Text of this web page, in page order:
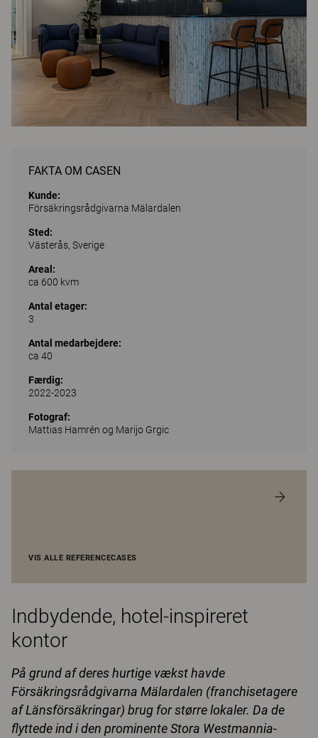
FAKTA OM CASEN
Kunde:
Försäkringsrådgivarna Mälardalen
Sted:
Västerås, Sverige
Areal:
ca 600 kvm
Antal etager:
3
Antal medarbejdere:
ca 40
Færdig:
2022-2023
Fotograf:
Mattias Hamrén og Marijo Grgic
VIS ALLE REFERENCECASES
Indbydende, hotel-inspireret
kontor
På grund af deres hurtige vækst havde
Försäkringsrådgivarna Mälardalen (franchisetagere
af Länsförsäkringar) brug for større lokaler. Da de
flyttede ind i den prominente Stora Westmannia-